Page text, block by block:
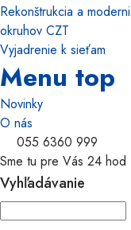
Rekonštrukcia a
okruhov CZT
Vyjadrenie k sieťam
Menu top
Novinky
O nás
055 6360 999
Sme tu pre Vás 24 hod
Vyhľadávanie